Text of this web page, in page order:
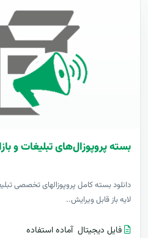
بسته پروپوزال‌های تبلیغات و
دانلود بسته کامل پروپوزالهای تخصصی
لایه باز قابل ویرایش..
فایل دیجیتال آماده استفاده